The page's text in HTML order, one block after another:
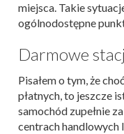
miejsca. Takie
ogólnodostępne
Darmowe
Pisałem o tym, że
płatnych, to jeszcze
samochód zupełnie
centrach handlowych